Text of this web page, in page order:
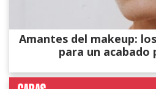
Amantes del makeup:
para un acabado